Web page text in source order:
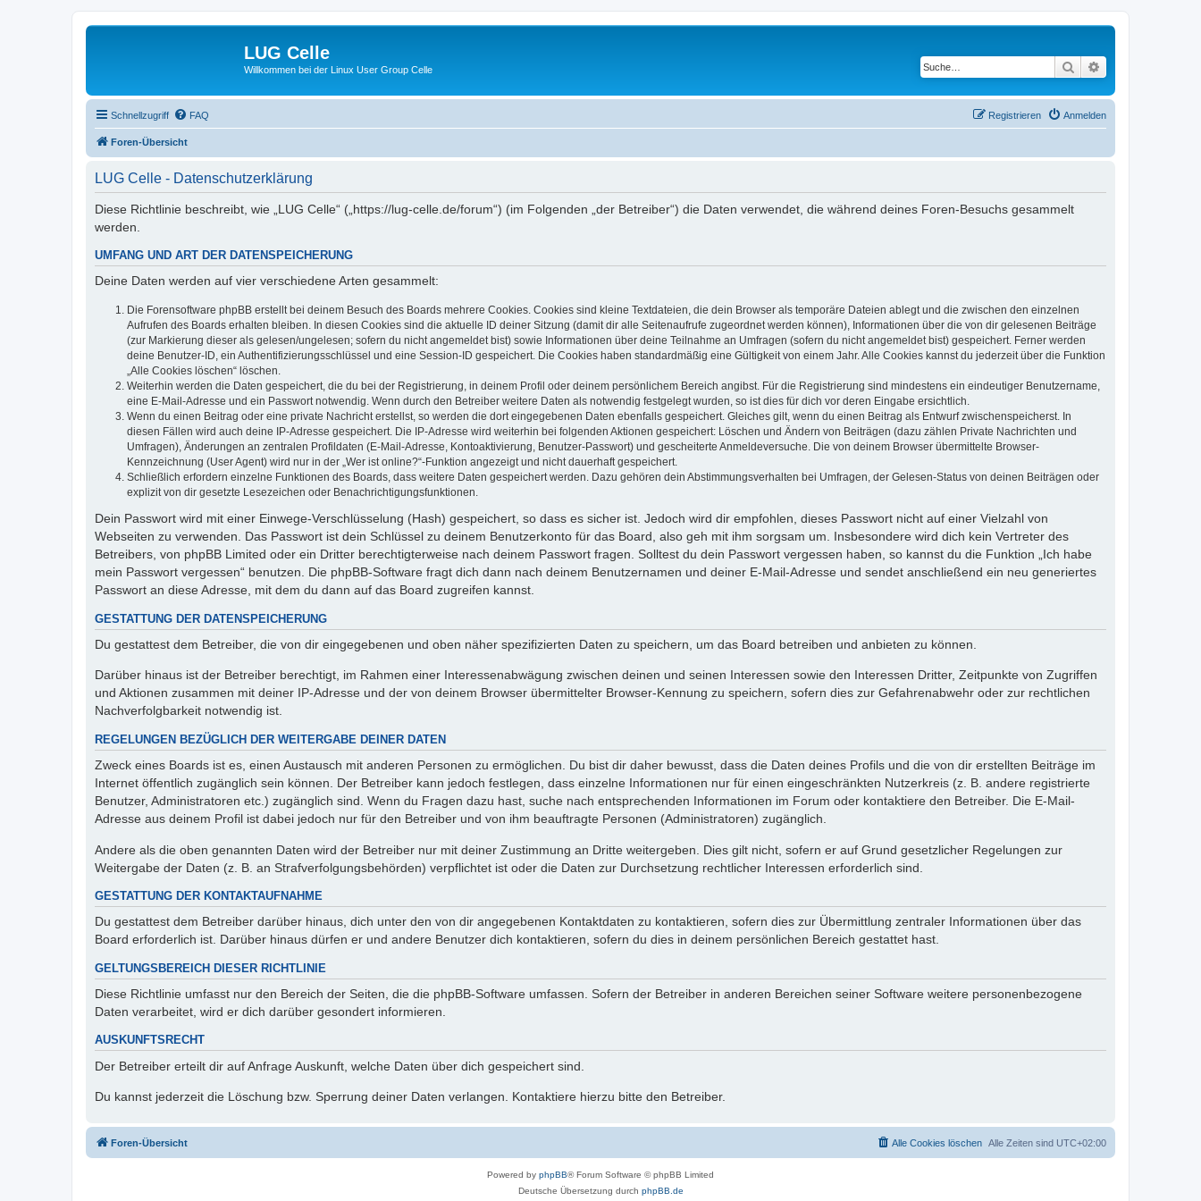
LUG Celle
Willkommen bei der Linux User Group Celle Suche
Schnellzugriff FAQ Anmelden
Registrieren
Foren-Übersicht
LUG Celle - Datenschutzerklärung
Diese Richtlinie beschreibt, wie „LUG Celle“ („https://lug-celle.de/forum“) (im Folgenden „der Betreiber“) die Daten verwendet, die während deines Foren-Besuchs gesammelt
werden.
UMFANG UND ART DER DATENSPEICHERUNG
Deine Daten werden auf vier verschiedene Arten gesammelt:
Die Forensoftware phpBB erstellt bei deinem Besuch des Boards mehrere Cookies. Cookies sind kleine Textdateien, die dein Browser als temporäre Dateien ablegt und die zwischen den einzelnen
Aufrufen des Boards erhalten bleiben. In diesen Cookies sind die aktuelle ID deiner Sitzung (damit dir alle Seitenaufrufe zugeordnet werden können), Informationen über die von dir gelesenen Beiträge
(zur Markierung dieser als gelesen/ungelesen; sofern du nicht angemeldet bist) sowie Informationen über deine Teilnahme an Umfragen (sofern du nicht angemeldet bist) gespeichert. Ferner werden
deine Benutzer-ID, ein Authentifizierungsschlüssel und eine Session-ID gespeichert. Die Cookies haben standardmäßig eine Gültigkeit von einem Jahr. Alle Cookies kannst du jederzeit über die Funktion
„Alle Cookies löschen“ löschen.
Weiterhin werden die Daten gespeichert, die du bei der Registrierung, in deinem Profil oder deinem persönlichem Bereich angibst. Für die Registrierung sind mindestens ein eindeutiger Benutzername,
eine E-Mail-Adresse und ein Passwort notwendig. Wenn durch den Betreiber weitere Daten als notwendig festgelegt wurden, so ist dies für dich vor deren Eingabe ersichtlich.
Wenn du einen Beitrag oder eine private Nachricht erstellst, so werden die dort eingegebenen Daten ebenfalls gespeichert. Gleiches gilt, wenn du einen Beitrag als Entwurf zwischenspeicherst. In
diesen Fällen wird auch deine IP-Adresse gespeichert. Die IP-Adresse wird weiterhin bei folgenden Aktionen gespeichert: Löschen und Ändern von Beiträgen (dazu zählen Private Nachrichten und
Umfragen), Änderungen an zentralen Profildaten (E-Mail-Adresse, Kontoaktivierung, Benutzer-Passwort) und gescheiterte Anmeldeversuche. Die von deinem Browser übermittelte Browser-
Kennzeichnung (User Agent) wird nur in der „Wer ist online?“-Funktion angezeigt und nicht dauerhaft gespeichert.
Schließlich erfordern einzelne Funktionen des Boards, dass weitere Daten gespeichert werden. Dazu gehören dein Abstimmungsverhalten bei Umfragen, der Gelesen-Status von deinen Beiträgen oder
explizit von dir gesetzte Lesezeichen oder Benachrichtigungsfunktionen.
Dein Passwort wird mit einer Einwege-Verschlüsselung (Hash) gespeichert, so dass es sicher ist. Jedoch wird dir empfohlen, dieses Passwort nicht auf einer Vielzahl von
Webseiten zu verwenden. Das Passwort ist dein Schlüssel zu deinem Benutzerkonto für das Board, also geh mit ihm sorgsam um. Insbesondere wird dich kein Vertreter des
Betreibers, von phpBB Limited oder ein Dritter berechtigterweise nach deinem Passwort fragen. Solltest du dein Passwort vergessen haben, so kannst du die Funktion „Ich habe
mein Passwort vergessen“ benutzen. Die phpBB-Software fragt dich dann nach deinem Benutzernamen und deiner E-Mail-Adresse und sendet anschließend ein neu generiertes
Passwort an diese Adresse, mit dem du dann auf das Board zugreifen kannst.
GESTATTUNG DER DATENSPEICHERUNG
Du gestattest dem Betreiber, die von dir eingegebenen und oben näher spezifizierten Daten zu speichern, um das Board betreiben und anbieten zu können.
Darüber hinaus ist der Betreiber berechtigt, im Rahmen einer Interessenabwägung zwischen deinen und seinen Interessen sowie den Interessen Dritter, Zeitpunkte von Zugriffen
und Aktionen zusammen mit deiner IP-Adresse und der von deinem Browser übermittelter Browser-Kennung zu speichern, sofern dies zur Gefahrenabwehr oder zur rechtlichen
Nachverfolgbarkeit notwendig ist.
REGELUNGEN BEZÜGLICH DER WEITERGABE DEINER DATEN
Zweck eines Boards ist es, einen Austausch mit anderen Personen zu ermöglichen. Du bist dir daher bewusst, dass die Daten deines Profils und die von dir erstellten Beiträge im
Internet öffentlich zugänglich sein können. Der Betreiber kann jedoch festlegen, dass einzelne Informationen nur für einen eingeschränkten Nutzerkreis (z. B. andere registrierte
Benutzer, Administratoren etc.) zugänglich sind. Wenn du Fragen dazu hast, suche nach entsprechenden Informationen im Forum oder kontaktiere den Betreiber. Die E-Mail-
Adresse aus deinem Profil ist dabei jedoch nur für den Betreiber und von ihm beauftragte Personen (Administratoren) zugänglich.
Andere als die oben genannten Daten wird der Betreiber nur mit deiner Zustimmung an Dritte weitergeben. Dies gilt nicht, sofern er auf Grund gesetzlicher Regelungen zur
Weitergabe der Daten (z. B. an Strafverfolgungsbehörden) verpflichtet ist oder die Daten zur Durchsetzung rechtlicher Interessen erforderlich sind.
GESTATTUNG DER KONTAKTAUFNAHME
Du gestattest dem Betreiber darüber hinaus, dich unter den von dir angegebenen Kontaktdaten zu kontaktieren, sofern dies zur Übermittlung zentraler Informationen über das
Board erforderlich ist. Darüber hinaus dürfen er und andere Benutzer dich kontaktieren, sofern du dies in deinem persönlichen Bereich gestattet hast.
GELTUNGSBEREICH DIESER RICHTLINIE
Diese Richtlinie umfasst nur den Bereich der Seiten, die die phpBB-Software umfassen. Sofern der Betreiber in anderen Bereichen seiner Software weitere personenbezogene
Daten verarbeitet, wird er dich darüber gesondert informieren.
AUSKUNFTSRECHT
Der Betreiber erteilt dir auf Anfrage Auskunft, welche Daten über dich gespeichert sind.
Du kannst jederzeit die Löschung bzw. Sperrung deiner Daten verlangen. Kontaktiere hierzu bitte den Betreiber.
Foren-Übersicht Alle Zeiten sind UTC+02:00
Alle Cookies löschen
Powered by phpBB® Forum Software © phpBB Limited
Deutsche Übersetzung durch phpBB.de